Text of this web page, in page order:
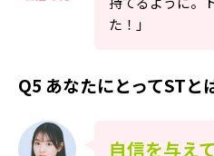
た！」
Q5 あなたにとってSTと
自信を与え